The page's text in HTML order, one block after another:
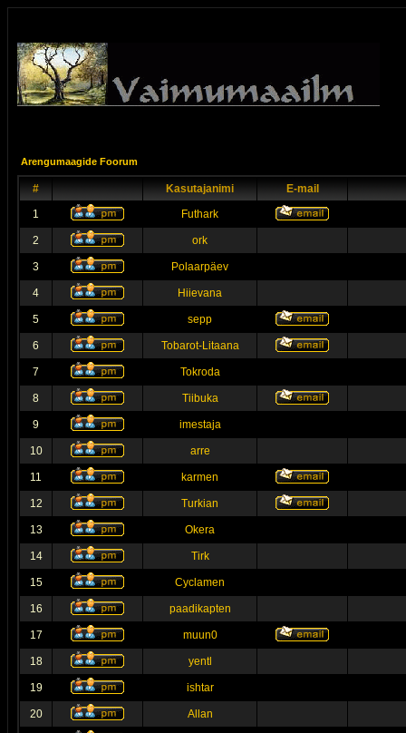
Arengumaagide Foorum
# Kasutajanimi
E-mail
1
Futhark
2 ork
3 Polaarpäev
4 Hiievana
5 sepp
6 Tobarot-Litaana
7 Tokroda
8 Tiibuka
9 imestaja
10 arre
11 karmen
12 Turkian
13 Okera
14 Tirk
15 Cyclamen
16 paadikapten
17 muun0
18 yentl
19 ishtar
20 Allan